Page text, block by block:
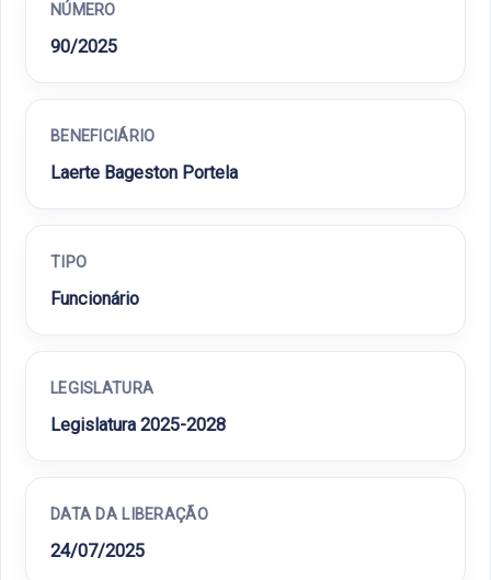
NÚMERO
90/2025
BENEFICIÁRIO
Laerte Bageston Portela
TIPO
Funcionário
LEGISLATURA
Legislatura 2025-2028
DATA DA LIBERAÇÃO
24/07/2025